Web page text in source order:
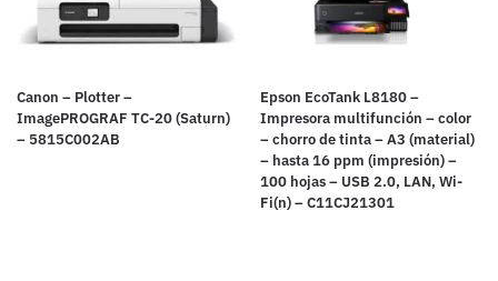
Canon – Plotter –
ImagePROGRAF TC-20 (Saturn)
– 5815C002AB
Epson EcoTank L8180 –
Impresora multifunción – color
– chorro de tinta – A3 (material)
– hasta 16 ppm (impresión) –
100 hojas – USB 2.0, LAN, Wi-
Fi(n) – C11CJ21301